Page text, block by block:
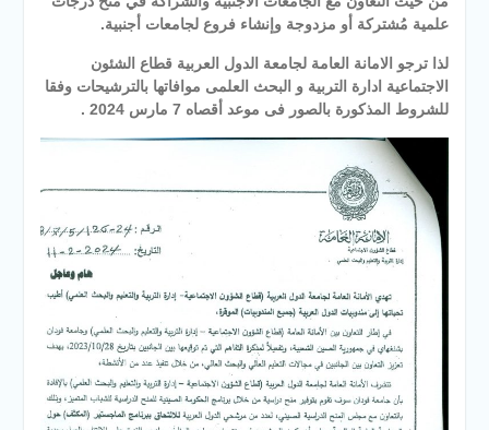
علمية مُشتركة أو مزدوجة وإنشاء فروع لجامعات أجنبية.
لذا ترجو الامانة العامة لجامعة الدول العربية قطاع الشئون
الاجتماعية ادارة التربية و البحث العلمى موافاتها بالترشيحات وفقا
للشروط المذكورة بالصور فى موعد أقصاه 7 مارس 2024 .